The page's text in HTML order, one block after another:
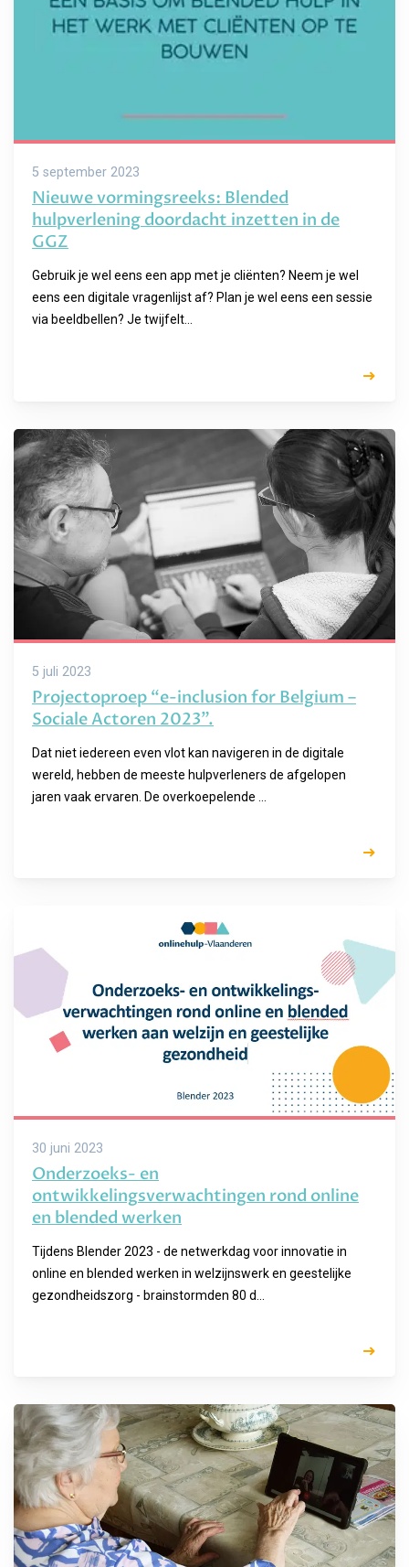
5 september 2023
Nieuwe vormingsreeks: Blended
hulpverlening doordacht inzetten in de
GGZ
Gebruik je wel eens een app met je cliënten? Neem je wel
eens een digitale vragenlijst af? Plan je wel eens een sessie
via beeldbellen? Je twijfelt...
5 juli 2023
Projectoproep “e-inclusion for Belgium –
Sociale Actoren 2023”.
Dat niet iedereen even vlot kan navigeren in de digitale
wereld, hebben de meeste hulpverleners de afgelopen
jaren vaak ervaren. De overkoepelende ...
30 juni 2023
Onderzoeks- en
ontwikkelingsverwachtingen rond online
en blended werken
Tijdens Blender 2023 - de netwerkdag voor innovatie in
online en blended werken in welzijnswerk en geestelijke
gezondheidszorg - brainstormden 80 d...